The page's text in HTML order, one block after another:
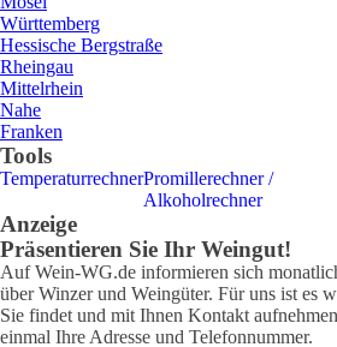
Württemberg
Hessische Bergstraße
Rheingau
Mittelrhein
Nahe
Franken
Tools
TemperaturrechnerPromillerechner /
Alkoholrechner
Anzeige
Präsentieren Sie Ihr Weingut!
Auf Wein-WG.de informieren sich
über Winzer und Weingüter. Für uns ist es
Sie findet und mit Ihnen Kontakt
einmal Ihre Adresse und Telefonnummer.